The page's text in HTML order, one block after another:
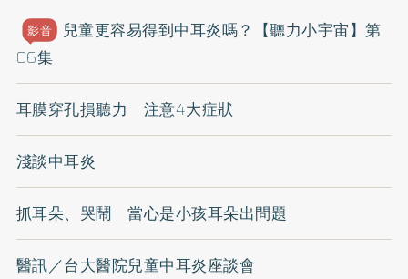
影音
兒童更容易得到中耳炎嗎？【聽力小宇宙】第
06集
耳膜穿孔損聽力 注意4大症狀
淺談中耳炎
抓耳朵、哭鬧 當心是小孩耳朵出問題
醫訊／台大醫院兒童中耳炎座談會